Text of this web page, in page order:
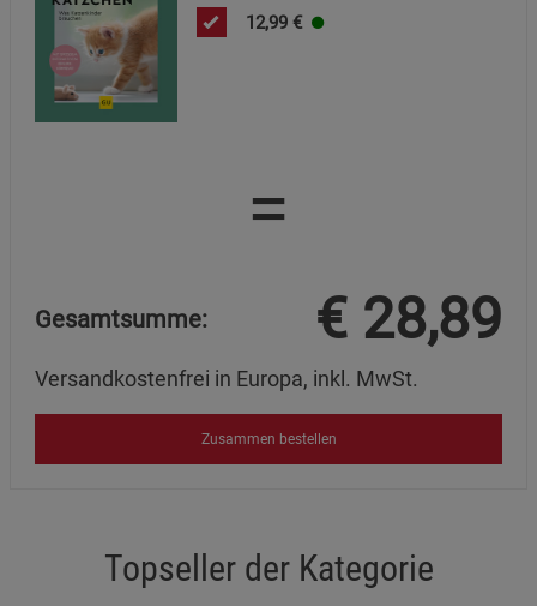
12,99 €
=
Gesamtsumme: € 28,89
Versandkostenfrei in Europa, inkl. MwSt.
Zusammen bestellen
Topseller der Kategorie